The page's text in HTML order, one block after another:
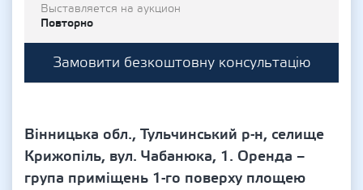
Выставляется на аукцион
Повторно
Замовити безкоштовну консультацію
Вінницька обл., Тульчинський р-н, селище
Крижопіль, вул. Чабанюка, 1. Оренда –
група приміщень 1-го поверху площею